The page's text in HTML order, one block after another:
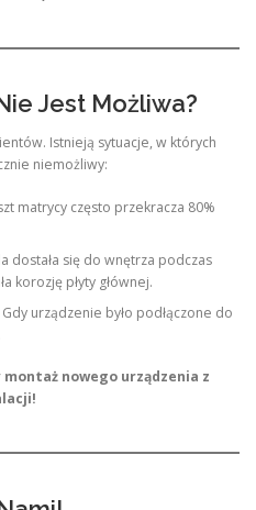
Jest Możliwa?
Istnieją sytuacje, w których
niemożliwy:
matrycy często przekracza 80%
dostała się do wnętrza podczas
korozję płyty głównej.
Gdy urządzenie było podłączone do
nowego urządzenia z